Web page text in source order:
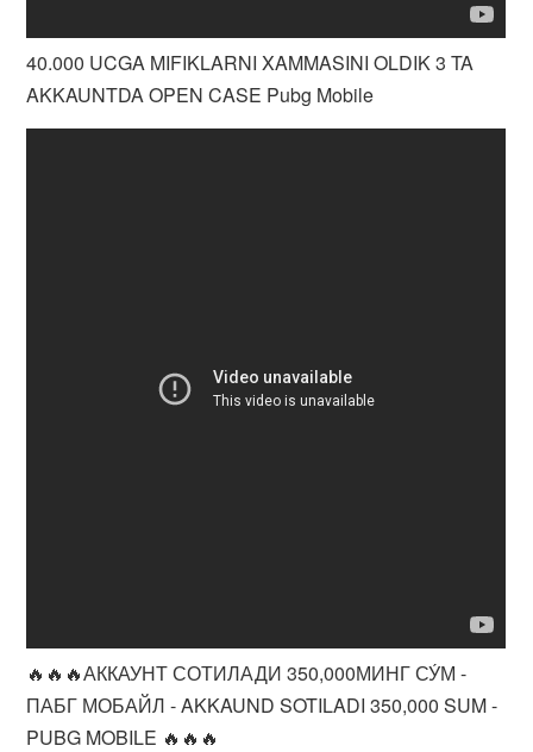
40.000 UCGA MIFIKLARNI XAMMASINI OLDIK 3 TA
AKKAUNTDA OPEN CASE Pubg Mobile
🔥🔥🔥АККАУНТ СОТИЛАДИ 350,000МИНГ СУ́М -
ПАБГ МОБАЙЛ - AKKAUND SOTILADI 350,000 SUM -
PUBG MOBILE 🔥🔥🔥